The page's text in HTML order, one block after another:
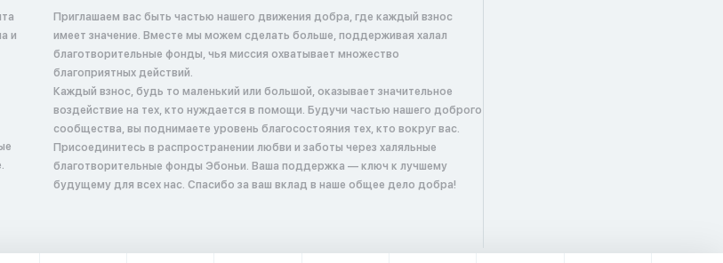
и
Приглашаем вас быть частью нашего движения добра, где каждый взнос
имеет значение. Вместе мы можем сделать больше, поддерживая халал
благотворительные фонды, чья миссия охватывает множество
благоприятных действий.
Каждый взнос, будь то маленький или большой, оказывает значительное
воздействие на тех, кто нуждается в помощи. Будучи частью нашего доброго
сообщества, вы поднимаете уровень благосостояния тех, кто вокруг вас.
Присоединитесь в распространении любви и заботы через халяльные
благотворительные фонды Эбоньи. Ваша поддержка — ключ к лучшему
будущему для всех нас. Спасибо за ваш вклад в наше общее дело добра!